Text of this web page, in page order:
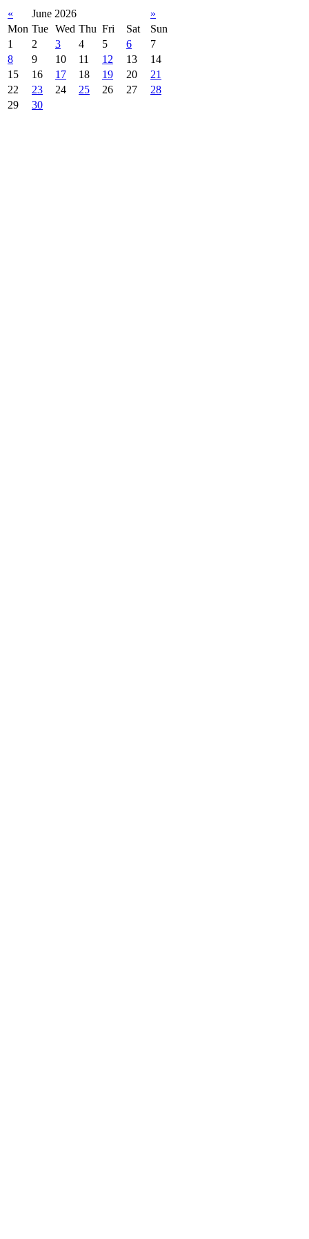
« June 2026
»
Mon Tue Wed Thu Fri Sat
Sun
1
2 3 4 5 6
7
8
9 10 11 12 13
14
15
16 17 18 19 20
21
22
23 24 25 26 27
28
29
30